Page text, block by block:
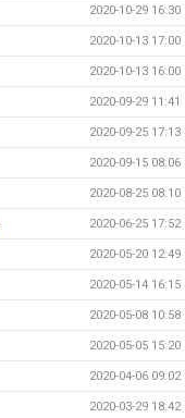
2020-10-29 16:30
2020-10-13 17:00
2020-10-13 16:00
2020-09-29 11:41
2020-09-25 17:13
2020-09-15 08:06
2020-08-25 08:10
2020-06-25 17:52
2020-05-20 12:49
2020-05-14 16:15
2020-05-08 10:58
2020-05-05 15:20
2020-04-06 09:02
2020-03-29 18:42